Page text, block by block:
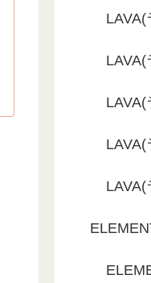
LAVA(
LAVA(